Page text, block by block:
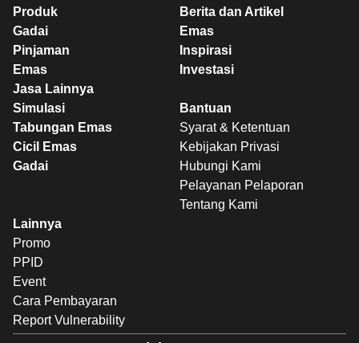
Produk
Gadai
Pinjaman
Emas
Jasa Lainnya
Berita dan Artikel
Emas
Inspirasi
Investasi
Simulasi
Tabungan Emas
Cicil Emas
Gadai
Bantuan
Syarat & Ketentuan
Kebijakan Privasi
Hubungi Kami
Pelayanan Pelaporan
Tentang Kami
Lainnya
Promo
PPID
Event
Cara Pembayaran
Report Vulnerability